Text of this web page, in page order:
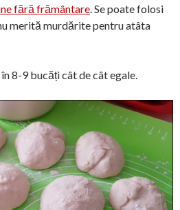
fără frământare. Se poate folosi
merită murdărite pentru atâta
8-9 bucăți cât de cât egale.